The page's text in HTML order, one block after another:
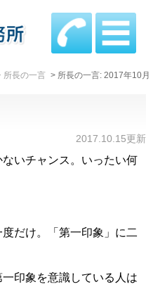
所長の一言 所長の一言: 2017年10月
2017.10.15更新
いチャンス。いったい何
だけ。「第一印象」に二
印象を意識している人は